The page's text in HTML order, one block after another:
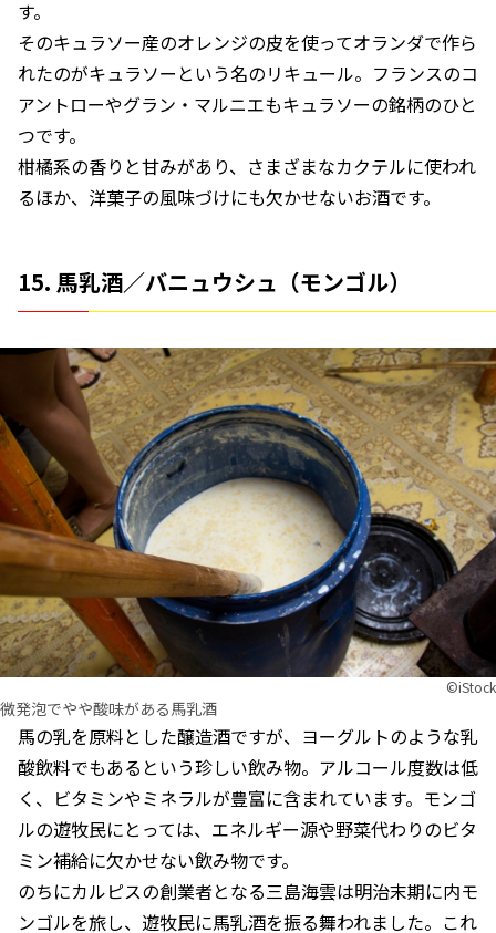
す。
そのキュラソー産のオレンジの皮を使ってオランダで作ら
れたのがキュラソーという名のリキュール。フランスのコ
アントローやグラン・マルニエもキュラソーの銘柄のひと
つです。
柑橘系の香りと甘みがあり、さまざまなカクテルに使われ
るほか、洋菓子の風味づけにも欠かせないお酒です。
15. 馬乳酒／バニュウシュ（モンゴル）
©︎iStock
微発泡でやや酸味がある馬乳酒
馬の乳を原料とした醸造酒ですが、ヨーグルトのような乳
酸飲料でもあるという珍しい飲み物。アルコール度数は低
く、ビタミンやミネラルが豊富に含まれています。モンゴ
ルの遊牧民にとっては、エネルギー源や野菜代わりのビタ
ミン補給に欠かせない飲み物です。
のちにカルピスの創業者となる三島海雲は明治末期に内モ
ンゴルを旅し、遊牧民に馬乳酒を振る舞われました。これ